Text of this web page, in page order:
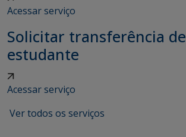
Acessar serviço
Solicitar transferência de
estudante
Acessar serviço
Ver todos os serviços